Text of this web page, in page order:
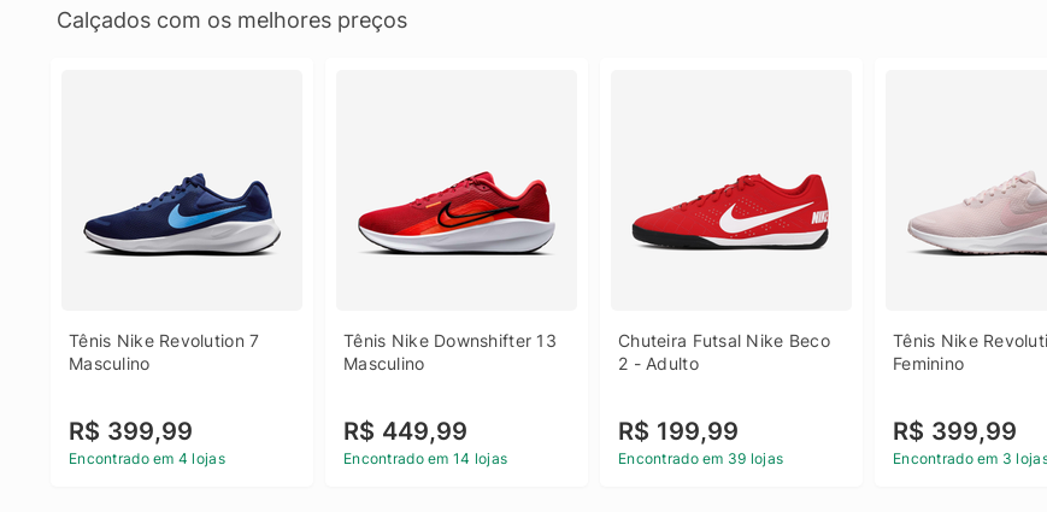
Calçados com os melhores preços
Tênis Nike Revolution 7
Masculino
R$ 399,99
Encontrado em 4 lojas
Tênis Nike Downshifter 13
Masculino
R$ 449,99
Encontrado em 14 lojas
Chuteira Futsal Nike Beco
2 - Adulto
R$ 199,99
Encontrado em 39 lojas
Tênis Nike
Feminino
R$ 399,99
Encontrado em 3